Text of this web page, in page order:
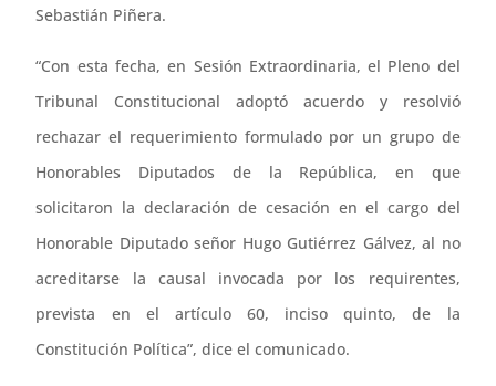
Sebastián Piñera.
“Con esta fecha, en Sesión Extraordinaria, el Pleno del
Tribunal Constitucional adoptó acuerdo y resolvió
rechazar el requerimiento formulado por un grupo de
Honorables Diputados de la República, en que
solicitaron la declaración de cesación en el cargo del
Honorable Diputado señor Hugo Gutiérrez Gálvez, al no
acreditarse la causal invocada por los requirentes,
prevista en el artículo 60, inciso quinto, de la
Constitución Política”, dice el comunicado.